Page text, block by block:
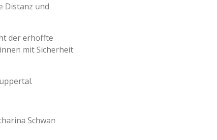
Distanz und
der erhoffte
mit Sicherheit
Schwan